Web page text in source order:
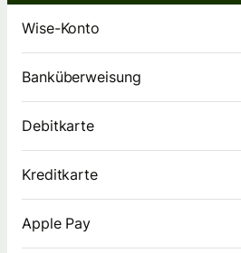
Wise-Konto
Banküberweisung
Debitkarte
Kreditkarte
Apple Pay